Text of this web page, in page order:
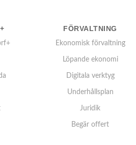
FÖRVALTNING
Ekonomisk förvaltning
Löpande ekonomi
Digitala verktyg
Underhållsplan
Juridik
Begär offert